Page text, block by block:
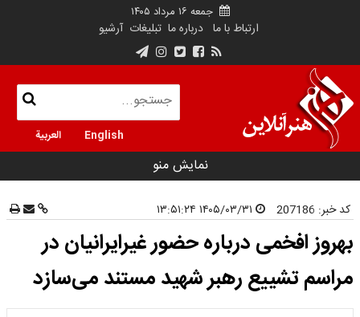
جمعه ۱۶ مرداد ۱۴۰۵
ارتباط با ما درباره ما تبلیغات آرشیو
English العربية
نمایش منو
کد خبر: 207186
بهروز افخمی درباره حضور غیرایرانیان در
مراسم تشییع رهبر شهید مستند می‌سازد